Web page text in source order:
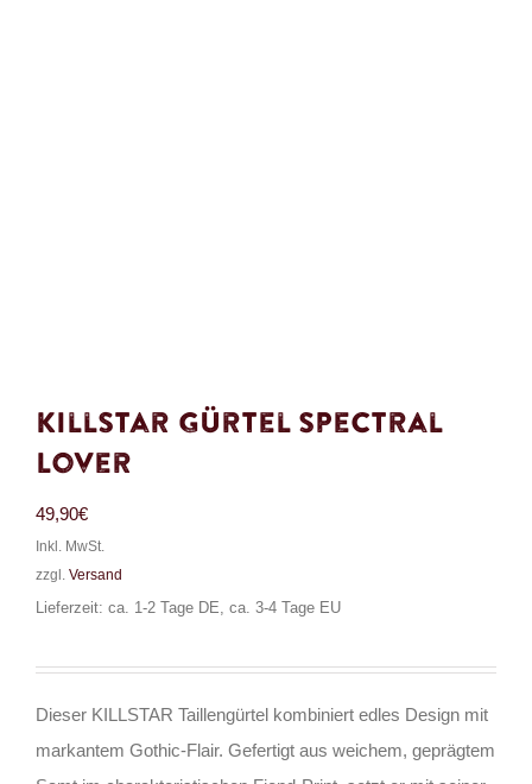
Killstar Gürtel Spectral
Lover
49,90€
Inkl. MwSt.
zzgl. Versand
Lieferzeit: ca. 1-2 Tage DE, ca. 3-4 Tage EU
Dieser KILLSTAR Taillengürtel kombiniert edles Design mit
markantem Gothic-Flair. Gefertigt aus weichem, geprägtem